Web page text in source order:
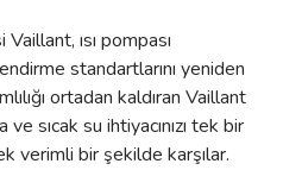
ısı pompası
standartlarını yeniden
ortadan kaldıran Vaillant
ve sıcak su ihtiyacınızı tek bir
verimli bir şekilde karşılar.